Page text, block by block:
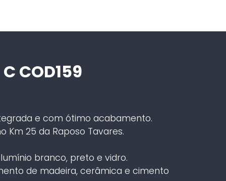
COD159
e com ótimo acabamento.
Km 25 da Raposo Tavares.
branco, preto e vidro.
de madeira, cerâmica e cimento